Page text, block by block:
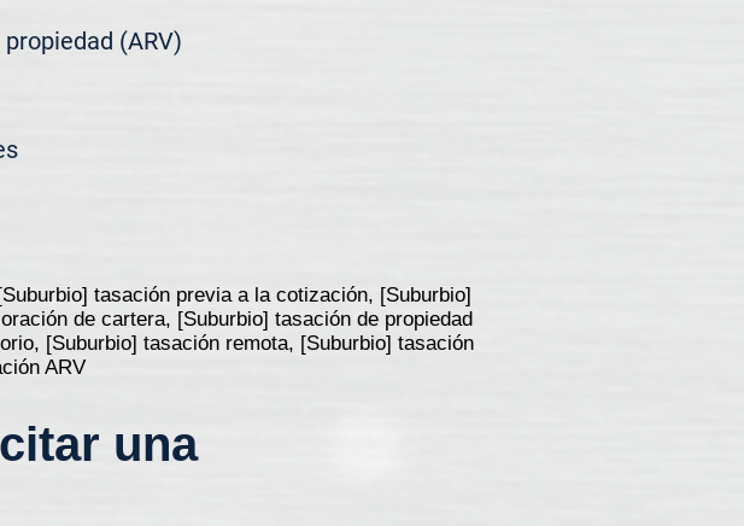
(ARV)
tasación previa a la cotización, [Suburbio]
de cartera, [Suburbio] tasación de propiedad
[Suburbio] tasación remota, [Suburbio] tasación
ARV
una